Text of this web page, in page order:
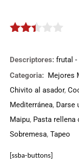
Descriptores: frutal -
Categoria: Mejores
Chivito al asador,
Mediterránea, Darse
Maipu, Pasta rellena
Sobremesa, Tapeo
[ssba-buttons]